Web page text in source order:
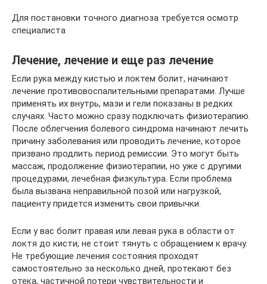
Для постановки точного диагноза требуется осмотр
специалиста
Лечение, лечение и еще раз лечение
Если рука между кистью и локтем болит, начинают
лечение противовоспалительными препаратами. Лучше
применять их внутрь, мази и гели показаны в редких
случаях. Часто можно сразу подключать физиотерапию.
После облегчения болевого синдрома начинают лечить
причину заболевания или проводить лечение, которое
призвано продлить период ремиссии. Это могут быть
массаж, продолжение физиотерапии, но уже с другими
процедурами, лечебная физкультура. Если проблема
была вызвана неправильной позой или нагрузкой,
пациенту придется изменить свои привычки.
Если у вас болит правая или левая рука в области от
локтя до кисти, не стоит тянуть с обращением к врачу.
Не требующие лечения состояния проходят
самостоятельно за несколько дней, протекают без
отека, частичной потери чувствительности и